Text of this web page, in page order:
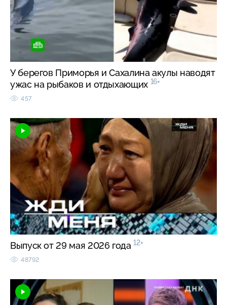
У берегов Приморья и Сахалина акулы наводят
ужас на рыбаков и отдыхающих 16+
457
Выпуск от 29 мая 2026 года 12+
48792